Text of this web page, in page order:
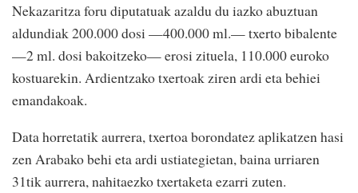
Nekazaritza foru diputatuak azaldu du iazko abuztuan
aldundiak 200.000 dosi —400.000 ml.— txerto bibalente
—2 ml. dosi bakoitzeko— erosi zituela, 110.000 euroko
kostuarekin. Ardientzako txertoak ziren ardi eta behiei
emandakoak.
Data horretatik aurrera, txertoa borondatez aplikatzen hasi
zen Arabako behi eta ardi ustiategietan, baina urriaren
31tik aurrera, nahitaezko txertaketa ezarri zuten.